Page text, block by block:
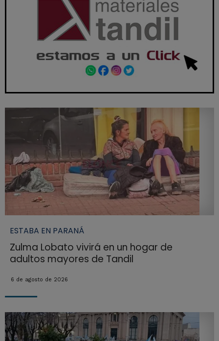
ESTABA EN PARANÁ
Zulma Lobato vivirá en un hogar de
adultos mayores de Tandil
6 de agosto de 2026